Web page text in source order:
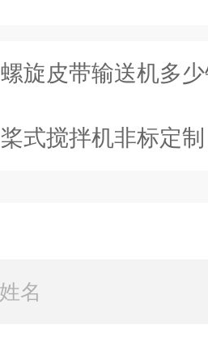
螺旋皮带输送机多
桨式搅拌机非标定制